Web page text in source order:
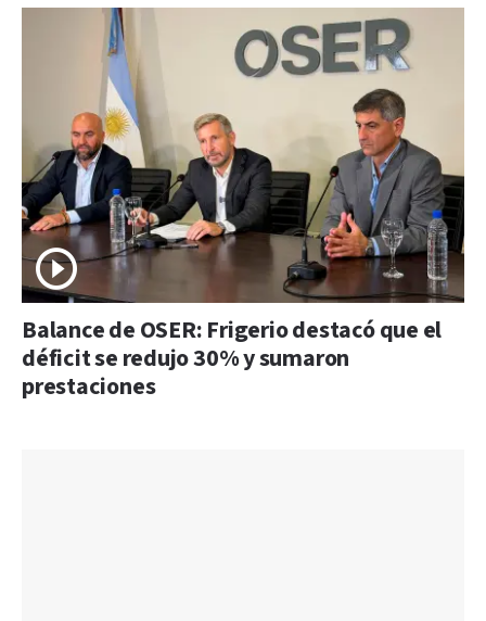
Balance de OSER: Frigerio destacó que el
déficit se redujo 30% y sumaron
prestaciones